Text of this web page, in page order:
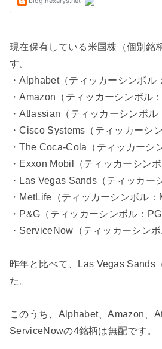
現在保有している米国株（個別銘
す。
・Alphabet（ティッカーシンボル
・Amazon（ティッカーシンボル
・Atlassian（ティッカーシンボル
・Cisco Systems（ティッカーシ
・The Coca-Cola（ティッカーシ
・Exxon Mobil（ティッカーシンボ
・Las Vegas Sands（ティッカー
・MetLife（ティッカーシンボル：
・P&G（ティッカーシンボル：PG
・ServiceNow（ティッカーシンボ
昨年と比べて、Las Vegas Sands
た。
このうち、Alphabet、Amazon、
ServiceNowの4銘柄は無配です。